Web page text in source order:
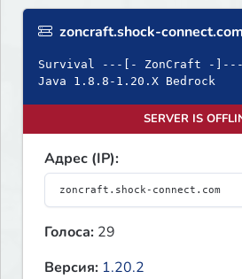
zoncraft.shock-connect.com
Survival ---[- ZonCraft -]---
Java 1.8.8-1.20.X Bedrock
SERVER IS
Адрес (IP):
Голоса: 29
Версия: 1.20.2